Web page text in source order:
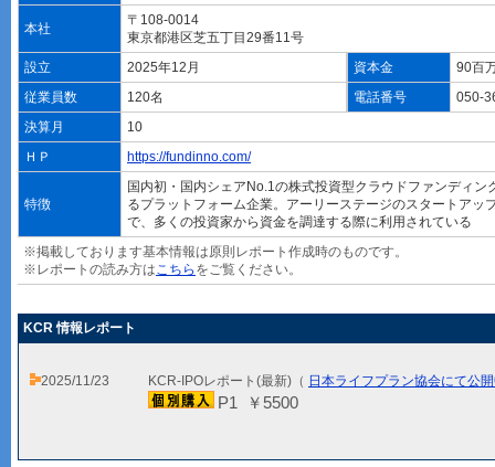
本社
〒108-0014
東京都港区芝五丁目29番11号
設立
2025年12月 資本金
90百
従業員数
120名 電話番号
050-
決算月
10
ＨＰ
https://fundinno.com/
特徴
国内初・国内シェアNo.1の株式投資型クラウドファンディン
るプラットフォーム企業。アーリーステージのスタートアッ
で、多くの投資家から資金を調達する際に利用されている
※掲載しております基本情報は原則レポート作成時のものです。
※レポートの読み方はこちら をご覧ください。
KCR 情報レポート
2025/11/23 KCR-IPOレポート(最新)（ 日本ライフプラン協会にて公
P1 ￥5500